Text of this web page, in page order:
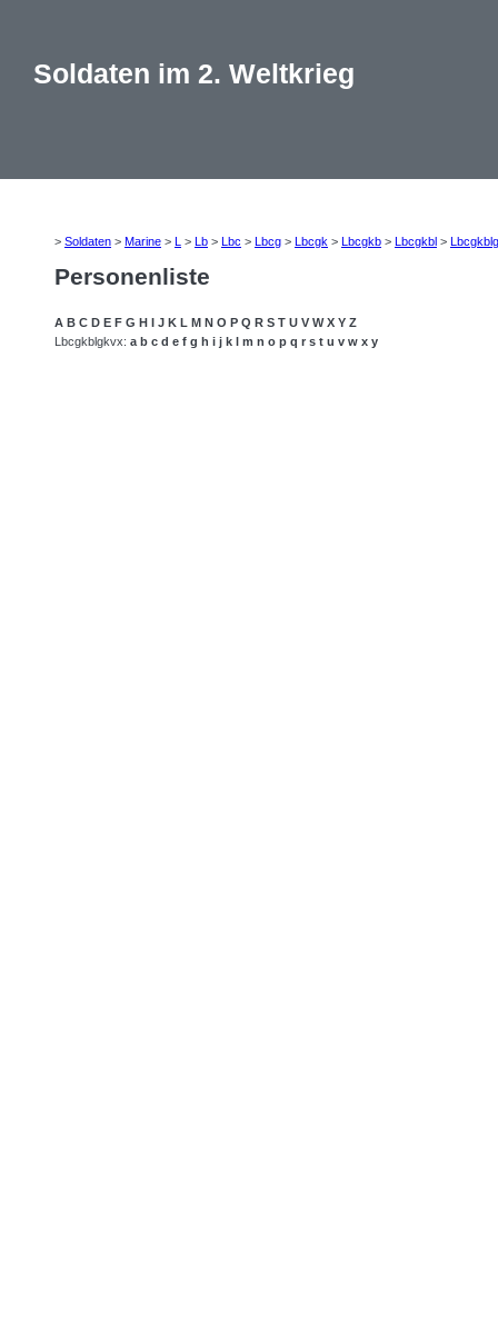
Soldaten im 2. Weltkrieg
> Soldaten > Marine > L > Lb > Lbc > Lbcg > Lbcgk > Lbcgkb > Lbcgkbl > Lbcgkblg
Personenliste
A B C D E F G H I J K L M N O P Q R S T U V W X Y Z
Lbcgkblgkvx: a b c d e f g h i j k l m n o p q r s t u v w x y